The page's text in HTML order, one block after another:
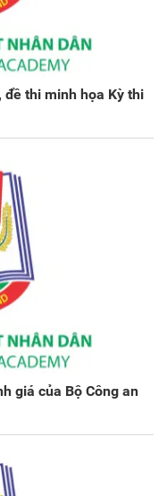
đề thi minh họa Kỳ thi
giá của Bộ Công an